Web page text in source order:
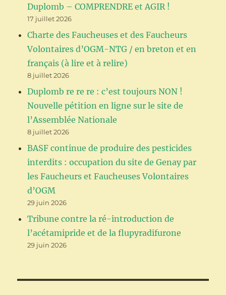
Duplomb – COMPRENDRE et AGIR !
17 juillet 2026
Charte des Faucheuses et des Faucheurs
Volontaires d’OGM-NTG / en breton et en
français (à lire et à relire)
8 juillet 2026
Duplomb re re re : c’est toujours NON !
Nouvelle pétition en ligne sur le site de
l’Assemblée Nationale
8 juillet 2026
BASF continue de produire des pesticides
interdits : occupation du site de Genay par
les Faucheurs et Faucheuses Volontaires
d’OGM
29 juin 2026
Tribune contre la ré-introduction de
l’acétamipride et de la flupyradifurone
29 juin 2026